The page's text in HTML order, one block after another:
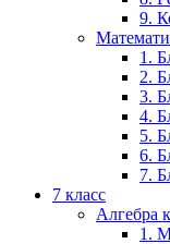
9.
1.
2.
3.
4.
5.
6.
7.
7 класс
Алгебра
1.